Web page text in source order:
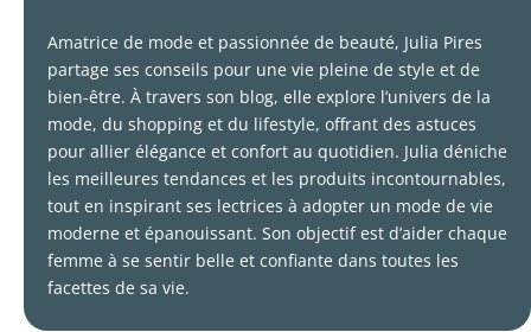
Amatrice de mode et passionnée de beauté, Julia Pires
partage ses conseils pour une vie pleine de style et de
bien-être. À travers son blog, elle explore l’univers de la
mode, du shopping et du lifestyle, offrant des astuces
pour allier élégance et confort au quotidien. Julia déniche
les meilleures tendances et les produits incontournables,
tout en inspirant ses lectrices à adopter un mode de vie
moderne et épanouissant. Son objectif est d’aider chaque
femme à se sentir belle et confiante dans toutes les
facettes de sa vie.